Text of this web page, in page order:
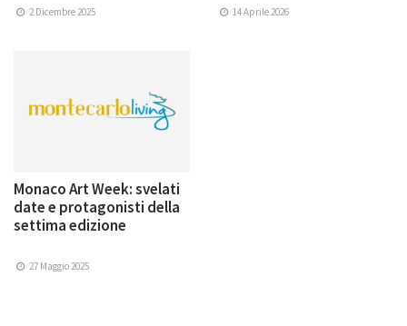
2 Dicembre 2025 14 Aprile 2026
Monaco Art Week: svelati
date e protagonisti della
settima edizione
27 Maggio 2025